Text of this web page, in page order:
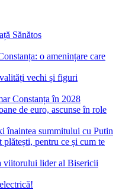
Sănătos
o amenințare care
vechi și figuri
Constanța în 2028
de euro, ascunse în role
înaintea summitului cu Putin
pentru ce și cum te
viitorului lider al Bisericii